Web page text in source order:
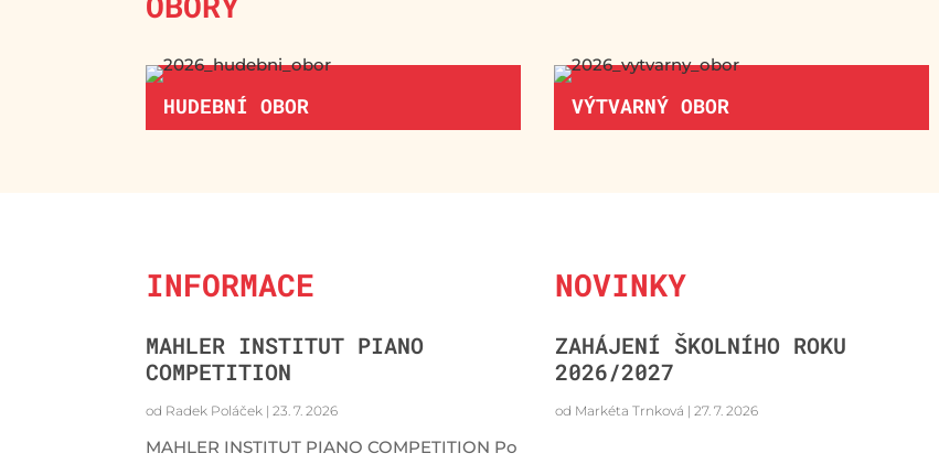
HUDEBNÍ OBOR VÝTVARNÝ OBOR
INFORMACE
MAHLER INSTITUT PIANO
COMPETITION
od Radek Poláček | 23. 7. 2026
MAHLER INSTITUT PIANO COMPETITION Po
NOVINKY
ZAHÁJENÍ ŠKOLNÍHO ROKU
2026/2027
od Markéta Trnková | 27. 7. 2026